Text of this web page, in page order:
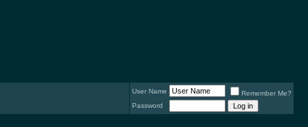
User Name
Remember Me?
Password